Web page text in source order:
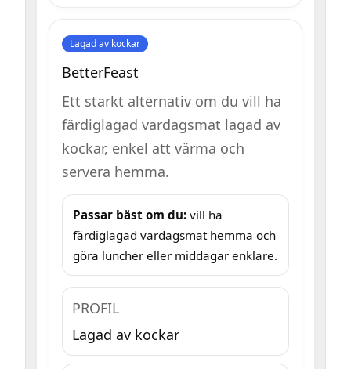
Lagad av kockar
BetterFeast
Ett starkt alternativ om du vill ha
färdiglagad vardagsmat lagad av
kockar, enkel att värma och
servera hemma.
Passar bäst om du: vill ha
färdiglagad vardagsmat hemma och
göra luncher eller middagar enklare.
PROFIL
Lagad av kockar